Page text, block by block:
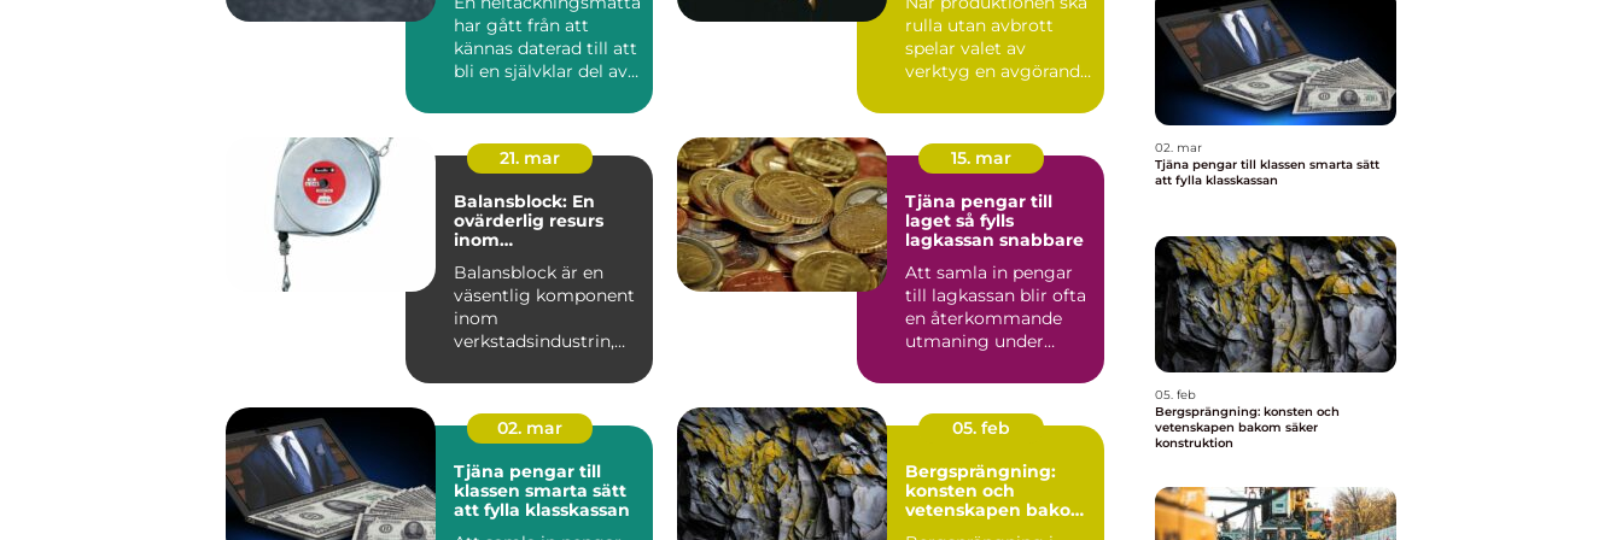
har gått från att
kännas daterad till att
bli en självklar del av
rulla utan avbrott
spelar valet av
verktyg en avgörande
21. mar
Balansblock: En
ovärderlig resurs
inom
Balansblock är en
väsentlig komponent
inom
verkstadsindustrin,
15. mar
Tjäna pengar till
laget så fylls
lagkassan snabbare
Att samla in pengar
till lagkassan blir ofta
en återkommande
utmaning under
Cupavgifter, t...
02. mar
Tjäna pengar till
klassen smarta sätt
att fylla klasskassan
05. feb
Bergsprängning:
konsten och
vetenskapen bakom
02. mar
Tjäna pengar till klassen smarta sätt
att fylla klasskassan
05. feb
Bergsprängning: konsten och
vetenskapen bakom säker
konstruktion